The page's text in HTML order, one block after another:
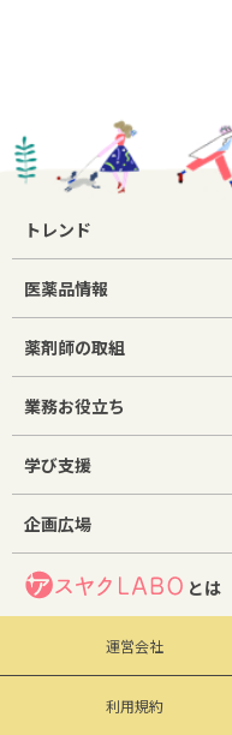
トレンド
医薬品情報
薬剤師の取組
業務お役立ち
学び支援
企画広場
とは
運営会社
利用規約